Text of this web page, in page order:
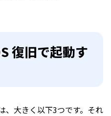
復旧で起動す
、大きく以下3つです。それ